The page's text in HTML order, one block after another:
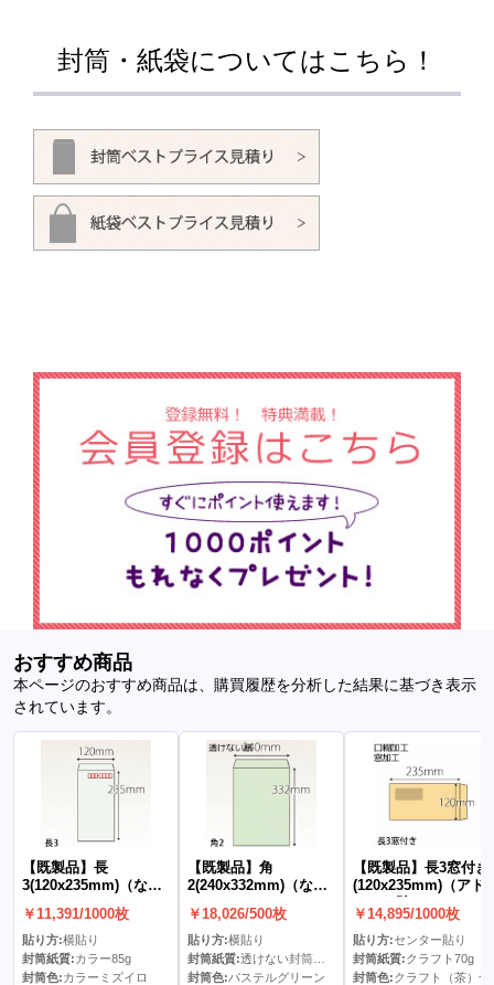
封筒・紙袋についてはこちら！
おすすめ商品
本ページのおすすめ商品は、購買履歴を分析した結果に基づき表示
されています。
【既製品】長
3(120x235mm)（な
￥11,391/1000枚
貼り方:横貼り
封筒紙質:カラー85g
封筒色:カラーミズイロ
【既製品】角
2(240x332mm)（な
￥18,026/500枚
貼り方:横貼り
封筒紙質:透けない封筒パステル100g
封筒色:パステルグリーン
【既製品】長3窓付き
(120x235mm)（アド
￥14,895/1000枚
貼り方:センター貼り
封筒紙質:クラフト70g
封筒色:クラフト（茶）色